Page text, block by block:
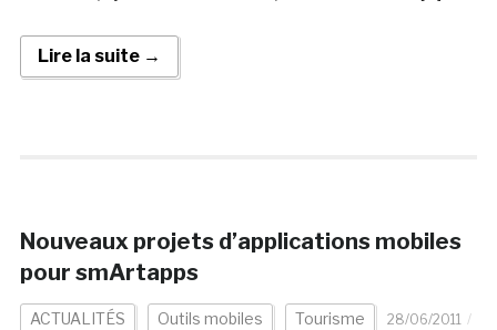
Lire la suite →
Nouveaux projets d’applications mobiles
pour smArtapps
ACTUALITÉS Outils mobiles Tourisme
28/06/2011